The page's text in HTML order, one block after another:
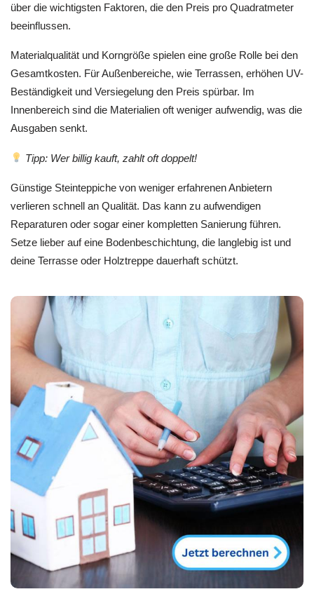
über die wichtigsten Faktoren, die den Preis pro Quadratmeter
beeinflussen.
Materialqualität und Korngröße spielen eine große Rolle bei den
Gesamtkosten. Für Außenbereiche, wie Terrassen, erhöhen UV-
Beständigkeit und Versiegelung den Preis spürbar. Im
Innenbereich sind die Materialien oft weniger aufwendig, was die
Ausgaben senkt.
Tipp: Wer billig kauft, zahlt oft doppelt!
Günstige Steinteppiche von weniger erfahrenen Anbietern
verlieren schnell an Qualität. Das kann zu aufwendigen
Reparaturen oder sogar einer kompletten Sanierung führen.
Setze lieber auf eine Bodenbeschichtung, die langlebig ist und
deine Terrasse oder Holztreppe dauerhaft schützt.